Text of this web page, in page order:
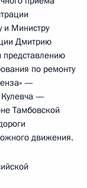
и Министру
Дмитрию
представлению
по ремонту
—
—
Тамбовской
движения.